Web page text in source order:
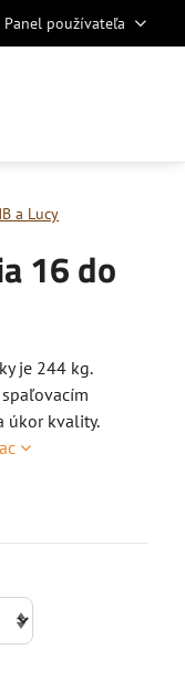
Panel používateľa
a Lucy
16 do
je 244 kg.
úkor kvality.